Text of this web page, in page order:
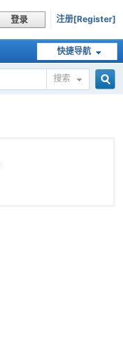
登录 注册[Register]
快捷导航
搜索